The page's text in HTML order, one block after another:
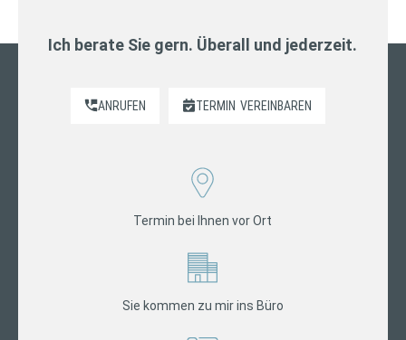
Ich berate Sie gern. Überall und jederzeit.
ANRUFEN TERMIN VEREINBAREN
Termin bei Ihnen vor Ort
Sie kommen zu mir ins Büro